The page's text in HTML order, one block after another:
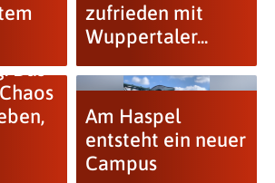
zufrieden mit
Wuppertaler...
Das
Am Haspel
entsteht ein neuer
Campus